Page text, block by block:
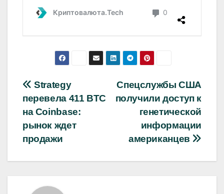
Навигация
по
записям
Спецслужбы США
получили доступ к
генетической
информации
американцев
Strategy
перевела 411 BTC
на Coinbase:
рынок ждет
продажи